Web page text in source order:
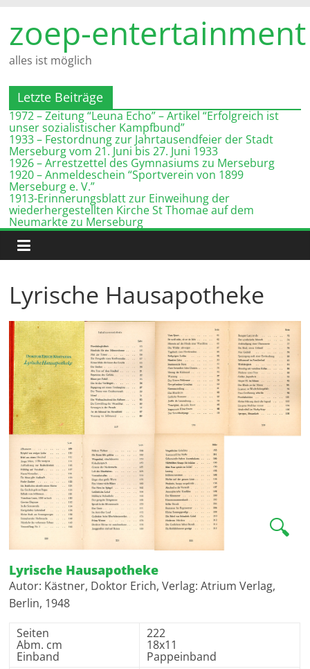
Inhalt
springen
zoep-entertainment
alles ist möglich
Letzte Beiträge
1972 – Zeitung “Leuna Echo” – Artikel “Erfolgreich ist
unser sozialistischer Kampfbund”
1933 – Festordnung zur Jahrtausendfeier der Stadt
Merseburg vom 21. Juni bis 27. Juni 1933
1926 – Arrestzettel des Gymnasiums zu Merseburg
1920 – Anmeldeschein “Sportverein von 1899
Merseburg e. V.”
1913-Erinnerungsblatt zur Einweihung der
wiederhergestellten Kirche St Thomae auf dem
Neumarkte zu Merseburg
Lyrische Hausapotheke
🔍
Lyrische Hausapotheke
Autor: Kästner, Doktor Erich, Verlag: Atrium Verlag,
Berlin, 1948
Seiten
Abm. cm
Einband
222
18x11
Pappeinband